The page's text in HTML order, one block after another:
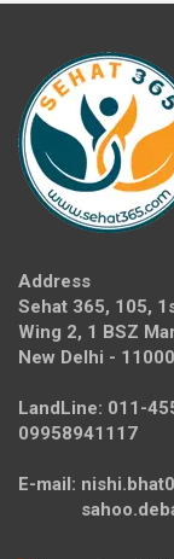
Address
Sehat 365, 105,
Wing 2, 1 BSZ
New Delhi -
LandLine: 011-
09958941117
E-mail: